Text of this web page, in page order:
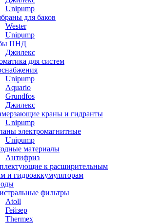
Unipump
для баков
Wester
Unipump
ПНД
Джилекс
для систем
Unipump
Aquario
Grundfos
Джилекс
краны и гидранты
Unipump
электромагнитные
Unipump
материалы
Антифриз
к расширительным
и гидроаккумуляторам
фильтры
Atoll
Гейзер
Thermex